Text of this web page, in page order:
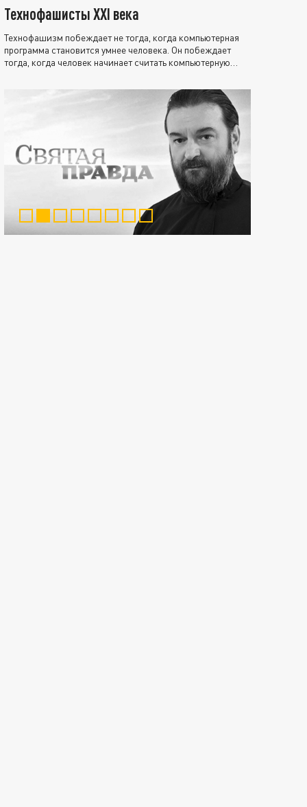
Технофашисты XXI века
Технофашизм побеждает не тогда, когда компьютерная
программа становится умнее человека. Он побеждает
тогда, когда человек начинает считать компьютерную